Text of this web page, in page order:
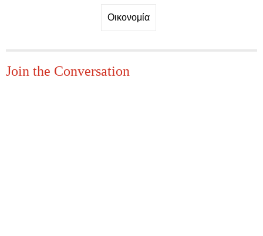
Οικονομία
Join the Conversation